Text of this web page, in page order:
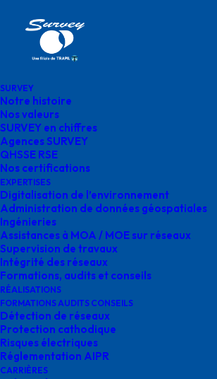
SURVEY
Notre histoire
Nos valeurs
SURVEY en chiffres
Agences SURVEY
QHSSE RSE
Nos certifications
EXPERTISES
Digitalisation de l’environnement
Administration de données géospatiales
Ingénieries
Assistances à MOA / MOE sur réseaux
Supervision de travaux
Intégrité des réseaux
Formations, audits et conseils
RÉALISATIONS
FORMATIONS AUDITS CONSEILS
Détection de réseaux
Protection cathodique
Risques électriques
Réglementation AIPR
CARRIÈRES
Accueil Agences SURVEY
agences survey en
Occitanie